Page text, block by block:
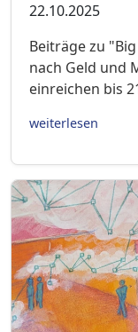
22.10.2025
Beiträge zu
nach Geld und
einreichen bis
weiterlesen